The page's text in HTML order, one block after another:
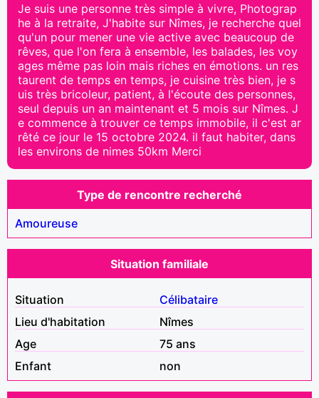
Je suis une personne très simple à vivre, Photograp
he à la retraite, J'habite sur Nîmes, je recherche quel
qu'un pour mener une vie active avec beaucoup de
rêves, que l'on fera à ensemble, les balades, les voy
ages même pas loin mais riches en émotions. un res
taurent de temps en temps, je cuisine très bien, je s
uis très bricoleur, patient, à l'écoute des personnes,
seul depuis un an maintenant et 5 mois sur Nîmes. J
e commence à trouver ce temps immobile, il c'est ar
rêté ce jour le 15 octobre 2024. il faut habiter, dans
les environs de nimes 50km Merci
Type de rencontre recherché
Amoureuse
Situation familiale
Situation
Célibataire
Lieu d'habitation
Nîmes
Age
75 ans
Enfant
non